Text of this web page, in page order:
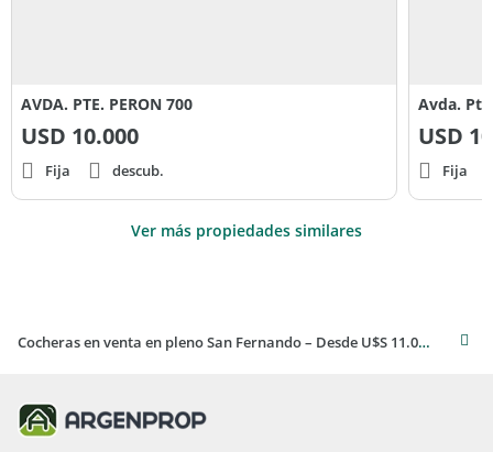
AVDA. PTE. PERON 700
USD 10.000
Fija descub.
Avda.
USD
Fija
Ver más propiedades similares
Cocheras en venta en pleno San Fernando – Desde U$S 11.000